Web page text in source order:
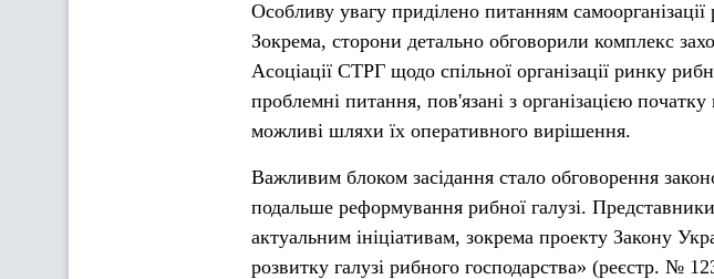
Особливу увагу приділено питанням
Зокрема, сторони детально обговорили комплекс
Асоціації СТРГ щодо спільної організації ринку
проблемні питання, пов'язані з організацією
можливі шляхи їх оперативного вирішення.
Важливим блоком засідання стало обговорення
подальше реформування рибної галузі.
актуальним ініціативам, зокрема проекту Закону
розвитку галузі рибного господарства» (реєстр. №